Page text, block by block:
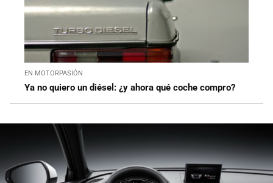
EN MOTORPASIÓN
Ya no quiero un diésel: ¿y ahora qué coche compro?